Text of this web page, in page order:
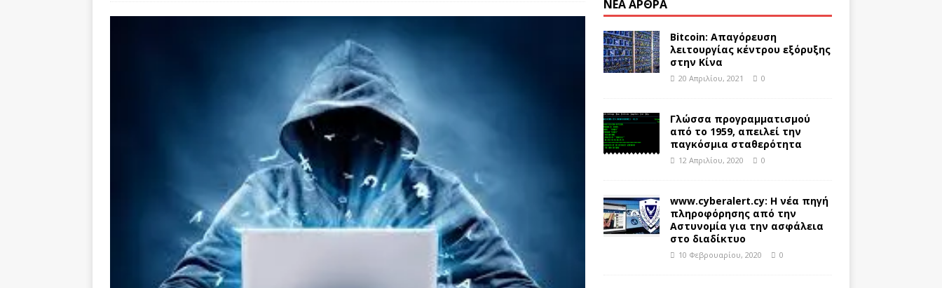
ΝΈΑ ΆΡΘΡΑ
Bitcoin: Απαγόρευση
λειτουργίας κέντρου εξόρυξης
στην Κίνα
20 Απριλίου, 2021 0
Γλώσσα προγραμματισμού
από το 1959, απειλεί την
παγκόσμια σταθερότητα
12 Απριλίου, 2020 0
www.cyberalert.cy: Η νέα πηγή
πληροφόρησης από την
Αστυνομία για την ασφάλεια
στο διαδίκτυο
10 Φεβρουαρίου, 2020 0